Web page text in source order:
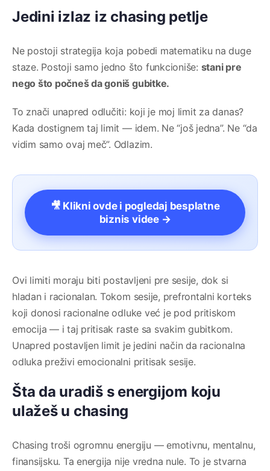
Jedini izlaz iz chasing petlje
Ne postoji strategija koja pobedi matematiku na duge
staze. Postoji samo jedno što funkcioniše: stani pre
nego što počneš da goniš gubitke.
To znači unapred odlučiti: koji je moj limit za danas?
Kada dostignem taj limit — idem. Ne “još jedna”. Ne “da
vidim samo ovaj meč”. Odlazim.
🎥 Klikni ovde i pogledaj besplatne
biznis videe →
Ovi limiti moraju biti postavljeni pre sesije, dok si
hladan i racionalan. Tokom sesije, prefrontalni korteks
koji donosi racionalne odluke već je pod pritiskom
emocija — i taj pritisak raste sa svakim gubitkom.
Unapred postavljen limit je jedini način da racionalna
odluka preživi emocionalni pritisak sesije.
Šta da uradiš s energijom koju
ulažeš u chasing
Chasing troši ogromnu energiju — emotivnu, mentalnu,
finansijsku. Ta energija nije vredna nule. To je stvarna